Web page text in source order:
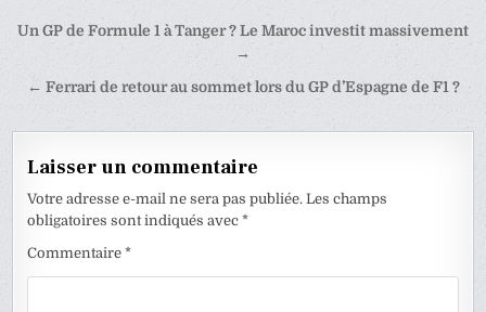
Navigation
l’article
Un GP de Formule 1 à Tanger ? Le Maroc investit massivement
→
← Ferrari de retour au sommet lors du GP d’Espagne de F1 ?
Laisser un commentaire
Votre adresse e-mail ne sera pas publiée. Les champs
obligatoires sont indiqués avec*
Commentaire*